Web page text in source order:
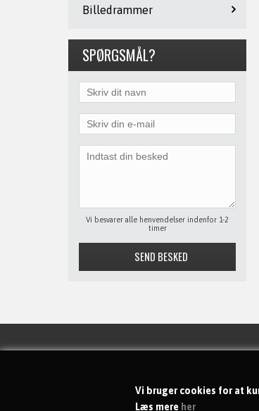
Vi bruger cookies for at
Læs mere her
Billedrammer
SPØRGSMÅL?
Vi besvarer alle henvendelser indenfor 1-2
timer
dgs-shoppen ApS